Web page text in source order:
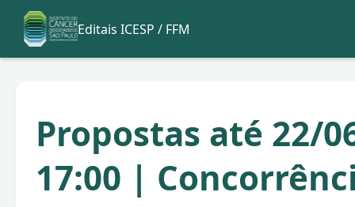
Editais ICESP / FFM
Propostas até 22/
17:00 |